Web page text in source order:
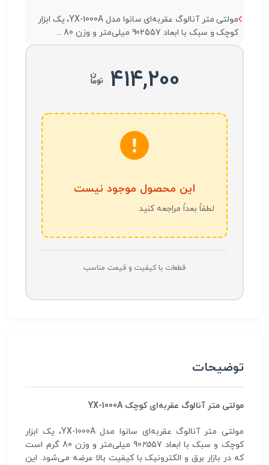
مولتی متر آنالوگ عقربه‌ای سانوا مدل YX-1000A، یک ابزار
کوچک و سبک با ابعاد 902557 میلی‌متر و وزن 80 ...
414,200
این محصول موجود نیست
لطفاً بعداً مراجعه کنید
قطعات با کیفیت و قیمت مناسب
توضیحات
مولتی متر آنالوگ عقربه‌ای کوچک YX-1000A
مولتی متر آنالوگ عقربه‌ای سانوا مدل YX-1000A، یک ابزار
کوچک و سبک با ابعاد 90
25
57 میلی‌متر و وزن 80 گرم است
که در بازار برق و الکترونیک با کیفیت بالا عرضه می‌شود. این